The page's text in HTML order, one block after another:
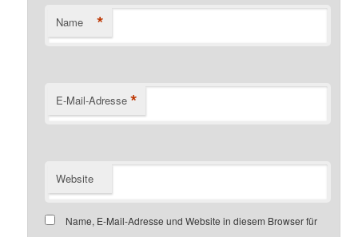
Name *
E-Mail-Adresse *
Website
Name, E-Mail-Adresse und Website in diesem Browser für